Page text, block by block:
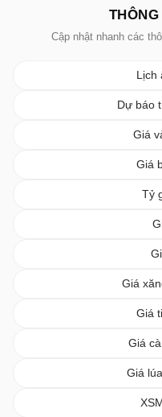
Cập nhật nhanh các
Lịch
Dự báo
Giá
Giá
Tỷ
Giá
Giá
Giá
Giá